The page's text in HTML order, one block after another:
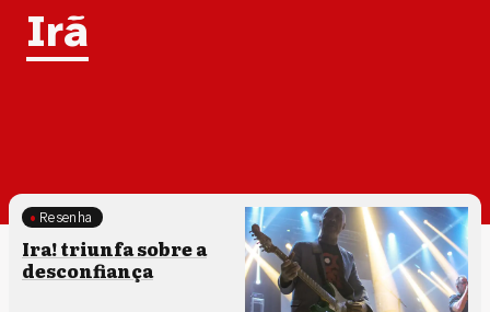
Tag:
Irã
Processos artísticos
Resenha
Ira! triunfa sobre a
desconfiança